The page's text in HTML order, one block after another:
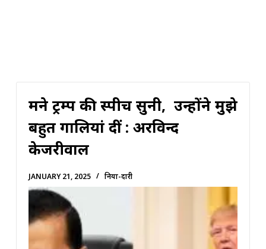
मैंने ट्रम्प की स्पीच सुनी, उन्होंने मुझे
बहुत गालियां दीं : अरविन्द
केजरीवाल
JANUARY 21, 2025 दुनिया-दारी